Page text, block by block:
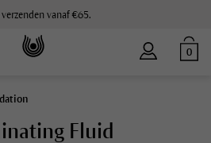
verzenden vanaf €65.
0
Fluid